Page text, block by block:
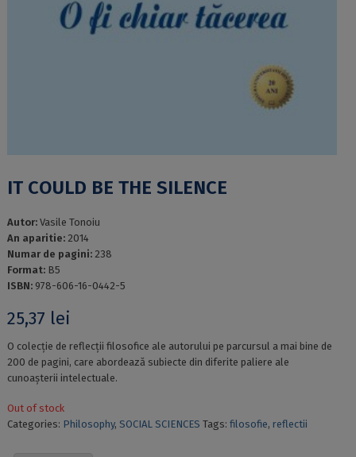
IT COULD BE THE SILENCE
Autor: Vasile Tonoiu
An aparitie: 2014
Numar de pagini: 238
Format: B5
ISBN: 978-606-16-0442-5
25,37 lei
O colecție de reflecții filosofice ale autorului pe parcursul a mai bine de
200 de pagini, care abordează subiecte din diferite paliere ale
cunoașterii intelectuale.
Out of stock
Categories: Philosophy, SOCIAL SCIENCES Tags: filosofie, reflectii